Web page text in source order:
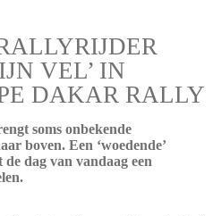
VEL’ IN
DAKAR RALLY
soms onbekende
boven. Een ‘woedende’
dag van vandaag een